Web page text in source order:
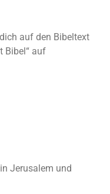
auf den Bibeltext
Bibel“ auf
Jerusalem und